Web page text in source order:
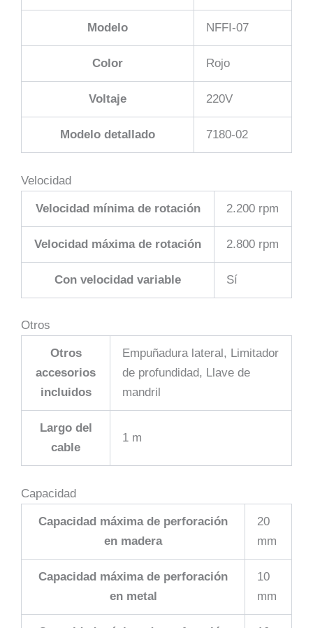
Modelo NFFI-07
Color Rojo
Voltaje 220V
Modelo detallado 7180-02
Velocidad
Velocidad mínima de rotación 2.200 rpm
Velocidad máxima de rotación 2.800 rpm
Con velocidad variable Sí
Otros
Otros
accesorios
incluidos
Empuñadura lateral, Limitador
de profundidad, Llave de
mandril
Largo del
cable
1 m
Capacidad
Capacidad máxima de perforación
en madera
20
mm
Capacidad máxima de perforación
en metal
10
mm